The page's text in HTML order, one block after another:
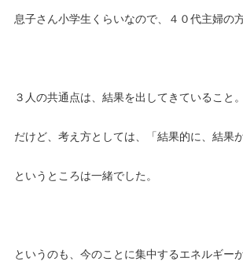
息子さん小学生くらいなので、４０代主婦の方
３人の共通点は、結果を出してきていること。
だけど、考え方としては、「結果的に、結果
というところは一緒でした。
というのも、今のことに集中するエネルギー